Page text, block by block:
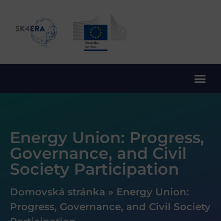
Energy Union: Progress,
Governance, and Civil
Society Participation
Domovská stránka » Energy Union:
Progress, Governance, and Civil Society